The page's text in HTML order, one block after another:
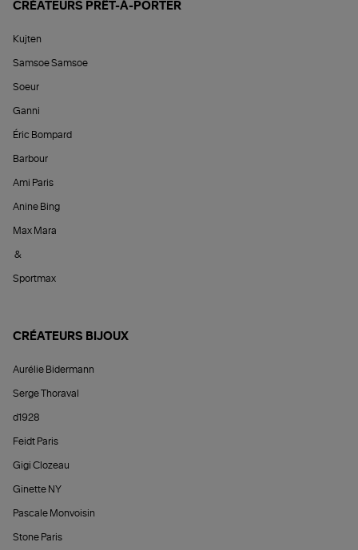
CRÉATEURS PRÊT-À-PORTER
Kujten
Samsoe Samsoe
Soeur
Ganni
Éric Bompard
Barbour
Ami Paris
Anine Bing
Max Mara
&
Sportmax
CRÉATEURS BIJOUX
Aurélie Bidermann
Serge Thoraval
d1928
Feidt Paris
Gigi Clozeau
Ginette NY
Pascale Monvoisin
Stone Paris